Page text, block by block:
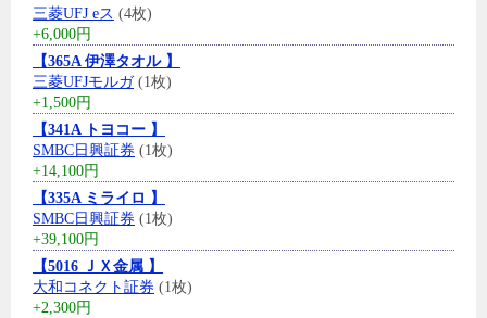
三菱UFJ eス (4枚)
+6,000円
【365A 伊澤タオル 】
三菱UFJモルガ(1枚)
+1,500円
【341A トヨコー 】
SMBC日興証券 (1枚)
+14,100円
【335A ミライロ 】
SMBC日興証券 (1枚)
+39,100円
【5016 ＪＸ金属 】
大和コネクト証券 (1枚)
+2,300円